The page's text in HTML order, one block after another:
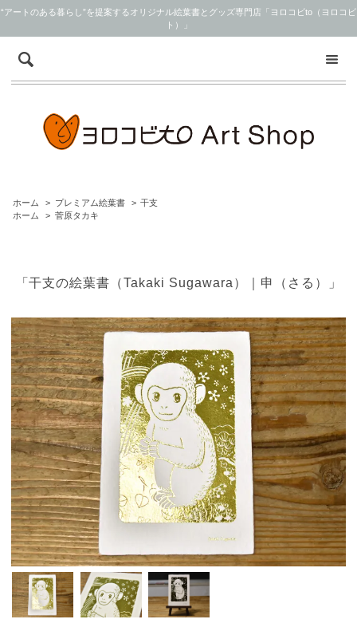
“アートのある暮らし”を提案するオリジナル絵葉書とグッズ専門店「ヨロコビto（ヨロコビ
ト）」
ホーム > プレミアム絵葉書 > 干支
ホーム
> 菅原タカキ
「干支の絵葉書（Takaki Sugawara）｜申（さる）」